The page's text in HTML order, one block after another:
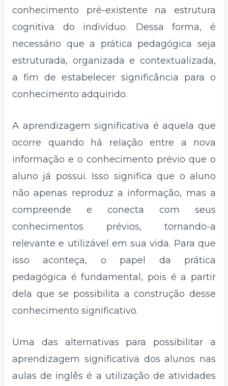
conhecimento pré-existente na estrutura
cognitiva do indivíduo. Dessa forma, é
necessário que a prática pedagógica seja
estruturada, organizada e contextualizada,
a fim de estabelecer significância para o
conhecimento adquirido.
A aprendizagem significativa é aquela que
ocorre quando há relação entre a nova
informação e o conhecimento prévio que o
aluno já possui. Isso significa que o aluno
não apenas reproduz a informação, mas a
compreende e conecta com seus
conhecimentos prévios, tornando-a
relevante e utilizável em sua vida. Para que
isso aconteça, o papel da prática
pedagógica é fundamental, pois é a partir
dela que se possibilita a construção desse
conhecimento significativo.
Uma das alternativas para possibilitar a
aprendizagem significativa dos alunos nas
aulas de inglês é a utilização de atividades